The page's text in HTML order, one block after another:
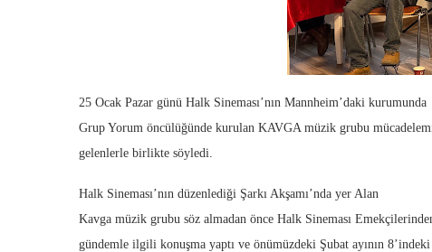
25 Ocak Pazar günü Halk Sineması’nın Mannheim’daki kurumunda
Grup Yorum öncülüğünde kurulan KAVGA müzik grubu
gelenlerle birlikte söyledi.
Halk Sineması’nın düzenlediği Şarkı Akşamı’nda yer Alan
Kavga müzik grubu söz almadan önce Halk Sineması
gündemle ilgili konuşma yaptı ve önümüzdeki Şubat ayının